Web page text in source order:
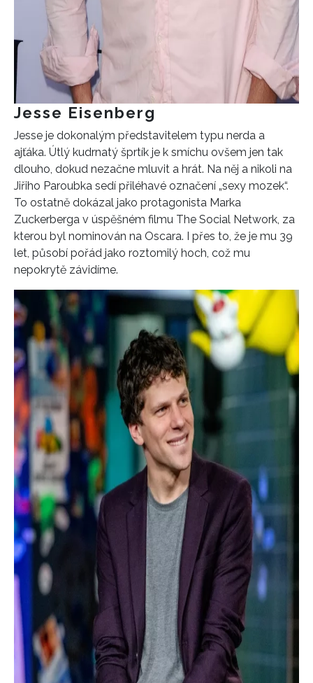
Jesse Eisenberg
Jesse je dokonalým představitelem typu nerda a
ajťáka. Útlý kudrnatý šprtík je k smíchu ovšem jen tak
dlouho, dokud nezačne mluvit a hrát. Na něj a nikoli na
Jiřiho Paroubka sedí přiléhavé označení „sexy mozek“.
To ostatně dokázal jako protagonista Marka
Zuckerberga v úspěšném filmu The Social Network, za
kterou byl nominován na Oscara. I přes to, že je mu 39
let, působí pořád jako roztomilý hoch, což mu
nepokrytě závidíme.